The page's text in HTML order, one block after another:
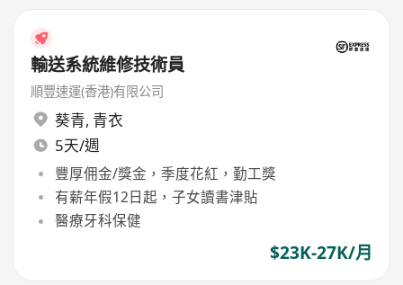
輸送系統維修技術員
順豐速運(香港)有限公司
葵青, 青衣
5天/週
豐厚佣金/獎金，季度花紅，勤工獎
有薪年假12日起，子女讀書津貼
醫療牙科保健
$23K-27K/月